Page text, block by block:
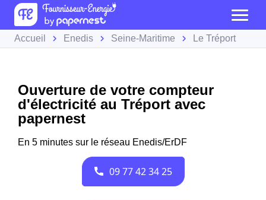
Accueil Enedis Seine-Maritime Le Tréport